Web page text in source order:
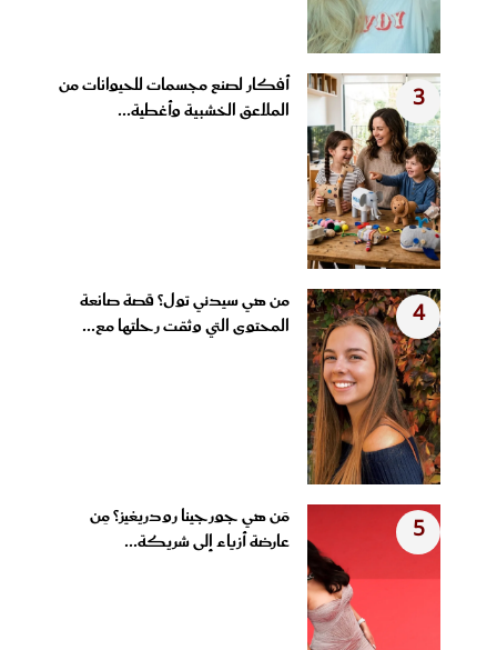
3
أفكار لصنع مجسمات للحيوانات من
الملاعق الخشبية وأغطية...
4
من هي سيدني تول؟ قصة صانعة
المحتوى التي وثقت رحلتها مع...
5
مَن هي جورجينا رودريغيز؟ مِن
عارضة أزياء إلى شريكة...